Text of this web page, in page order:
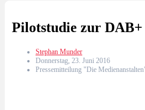
Pilotstudie zur
Stephan Munder
Donnerstag, 23. Juni 2016
Pressemitteilung "Die